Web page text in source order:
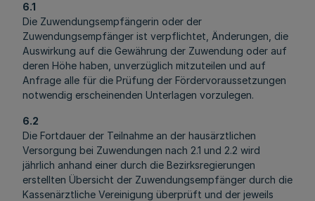
6.1
Die Zuwendungsempfängerin oder der
Zuwendungsempfänger ist verpflichtet, Änderungen, die
Auswirkung auf die Gewährung der Zuwendung oder auf
deren Höhe haben, unverzüglich mitzuteilen und auf
Anfrage alle für die Prüfung der Fördervoraussetzungen
notwendig erscheinenden Unterlagen vorzulegen.
6.2
Die Fortdauer der Teilnahme an der hausärztlichen
Versorgung bei Zuwendungen nach 2.1 und 2.2 wird
jährlich anhand einer durch die Bezirksregierungen
erstellten Übersicht der Zuwendungsempfänger durch die
Kassenärztliche Vereinigung überprüft und der jeweils